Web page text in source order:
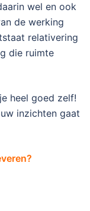
wel en ook
de werking
relativering
die ruimte
heel goed zelf!
inzichten gaat